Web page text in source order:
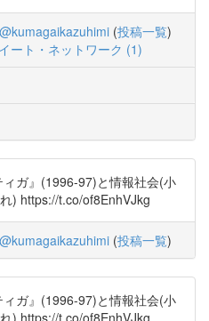
@kumagaikazuhimi (投稿一覧)
ート・ネットワーク (1)
ガ』(1996-97)と情報社会(小
) https://t.co/of8EnhVJkg
@kumagaikazuhimi (投稿一覧)
ガ』(1996-97)と情報社会(小
) https://t.co/of8EnhVJkg